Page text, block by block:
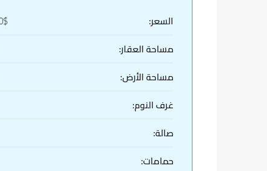
السعر:
مساحة العقار:
مساحة الأرض:
غرف النوم:
صالة:
حمامات: